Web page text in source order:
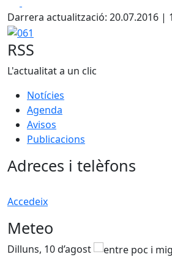
Darrera actualització: 20.07.2016 |
061
RSS
L'actualitat a un clic
Notícies
Agenda
Avisos
Publicacions
Adreces i telèfons
Accedeix
Meteo
Dilluns, 10 d’agost